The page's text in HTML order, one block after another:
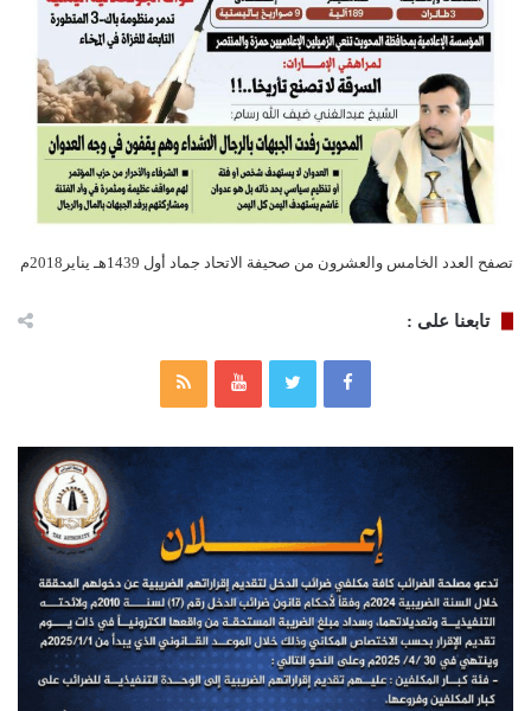
تصفح العدد الخامس والعشرون من صحيفة الاتحاد جماد أول 1439هـ يناير2018م
تابعنا على :